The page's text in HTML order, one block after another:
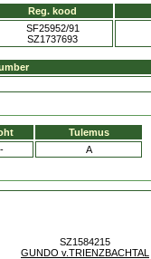
Reg. kood
SF25952/91
SZ1737693
Tulemus
- A
SZ1584215
GUNDO v.TRIENZBACHTAL